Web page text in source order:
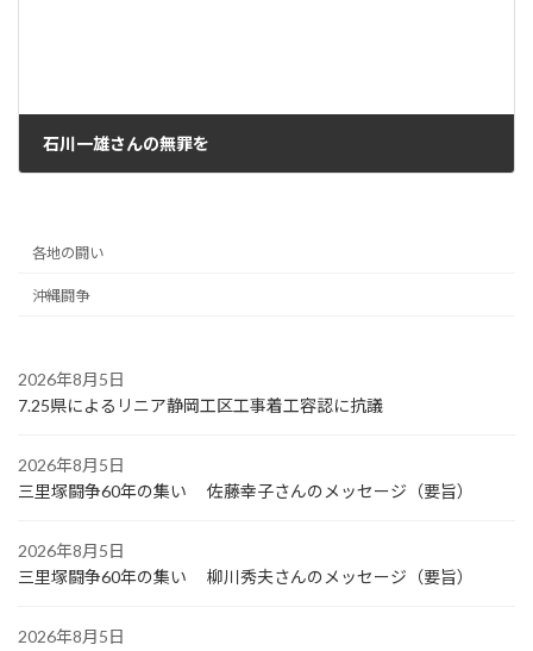
石川一雄さんの無罪を
各地の闘い
沖縄闘争
2026年8月5日
7.25県によるリニア静岡工区工事着工容認に抗議
2026年8月5日
三里塚闘争60年の集い 佐藤幸子さんのメッセージ（要旨）
2026年8月5日
三里塚闘争60年の集い 柳川秀夫さんのメッセージ（要旨）
2026年8月5日